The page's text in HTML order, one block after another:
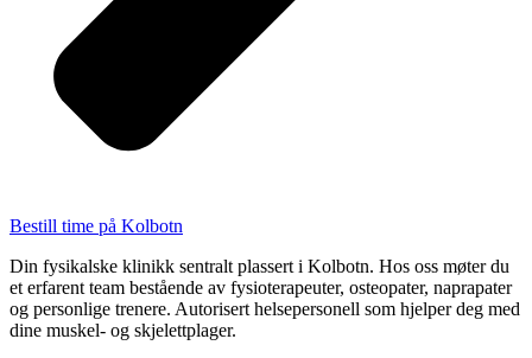
Bestill time på Kolbotn
Din fysikalske klinikk sentralt plassert i Kolbotn. Hos oss møter du
et erfarent team bestående av fysioterapeuter, osteopater, naprapater
og personlige trenere. Autorisert helsepersonell som hjelper deg med
dine muskel- og skjelettplager.